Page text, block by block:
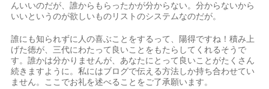
んいいのだが、誰からもらったかが分からない。分からないから
いいというのが欲しいものリストのシステムなのだが。
誰にも知られずに人の喜ぶことをするって、陽得ですね！積み上
げた徳が、三代にわたって良いことをもたらしてくれるそうで
す。誰かは分かりませんが、あなたにとって良いことがたくさん
続きますように。私にはブログで伝える方法しか持ち合わせてい
ません。ここでお礼を述べることをご了承願います。